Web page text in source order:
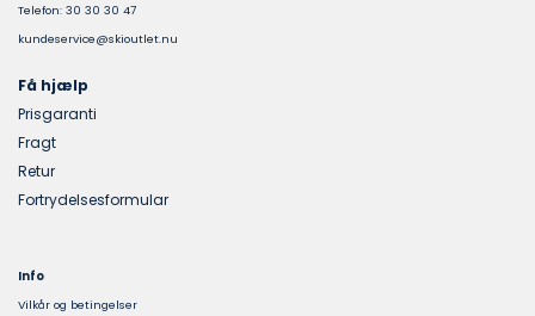
Telefon: 30 30 30 47
kundeservice@skioutlet.nu
Få hjælp
Prisgaranti
Fragt
Retur
Fortrydelsesformular
Info
Vilkår og betingelser